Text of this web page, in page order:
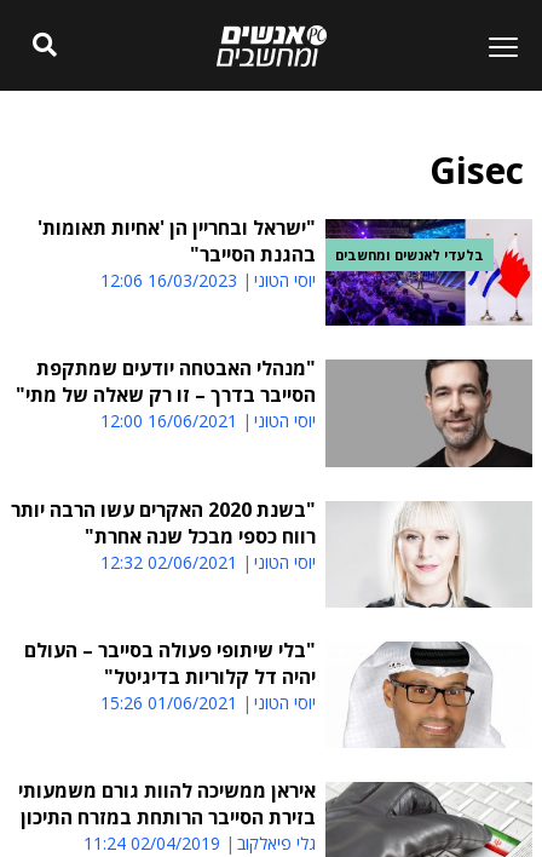
Gisec
בלעדי לאנשים ומחשבים
"ישראל ובחריין הן 'אחיות תאומות'
בהגנת הסייבר"
יוסי הטוני 16/03/2023 12:06
"מנהלי האבטחה יודעים שמתקפת
הסייבר בדרך – זו רק שאלה של מתי"
יוסי הטוני 16/06/2021 12:00
"בשנת 2020 האקרים עשו הרבה יותר
רווח כספי מבכל שנה אחרת"
יוסי הטוני 02/06/2021 12:32
"בלי שיתופי פעולה בסייבר – העולם
יהיה דל קלוריות בדיגיטל"
יוסי הטוני 01/06/2021 15:26
איראן ממשיכה להוות גורם משמעותי
בזירת הסייבר הרותחת במזרח התיכון
גלי פיאלקוב 02/04/2019 11:24